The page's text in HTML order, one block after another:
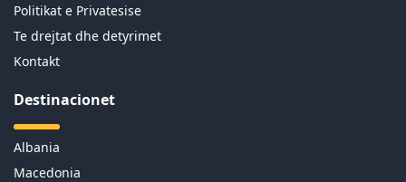
Politikat e Privatesise
Te drejtat dhe detyrimet
Kontakt
Destinacionet
Albania
Macedonia